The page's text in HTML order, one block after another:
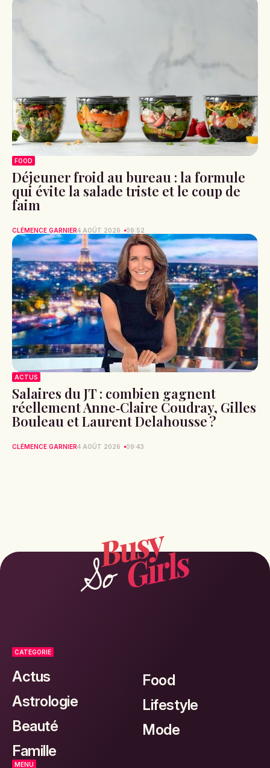
FOOD
Déjeuner froid au bureau : la formule
qui évite la salade triste et le coup de
faim
CLÉMENCE GARNIER4 AOÛT 2026 09:52
ACTUS
Salaires du JT : combien gagnent
réellement Anne‑Claire Coudray, Gilles
Bouleau et Laurent Delahousse ?
CLÉMENCE GARNIER4 AOÛT 2026 09:43
CATEGORIE
Actus
Astrologie
Beauté
Famille
Food
Lifestyle
Mode
MENU